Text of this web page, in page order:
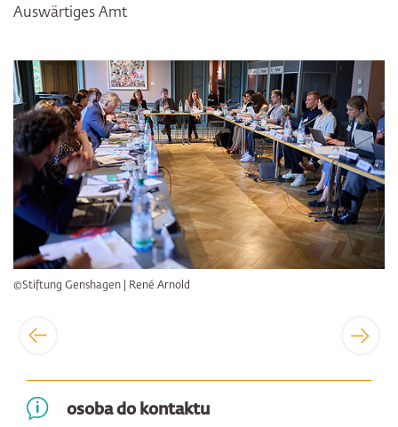
Auswärtiges Amt
Bildergalerie überspringen
©Stiftung Genshagen | René Arnold
osoba do kontaktu